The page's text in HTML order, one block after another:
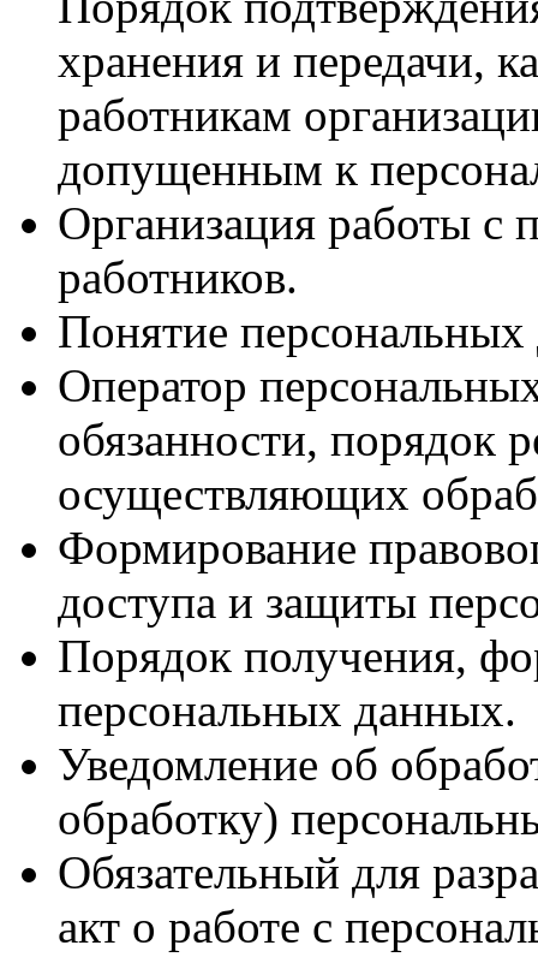
хранения и передачи,
работникам
допущенным к
Организация работы
работников.
Понятие
Оператор
обязанности, порядок
осуществляющих
Формирование
доступа и защиты
Порядок получения,
персональных данных.
Уведомление об
обработку)
Обязательный для
акт о работе с